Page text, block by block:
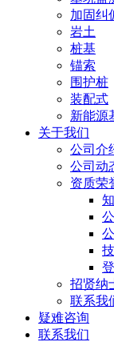
加固纠
岩土
桩基
锚索
围护桩
装配式
新能源
关于我们
公司介
公司动
资质荣
招贤纳
联系我
疑难咨询
联系我们